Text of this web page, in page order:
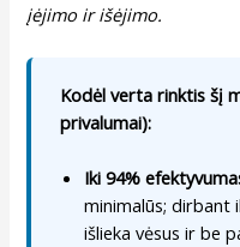
įėjimo ir išėjimo.
Kodėl verta rinktis šį
privalumai):
Iki 94%
minimalūs; dirbant
išlieka vėsus ir be